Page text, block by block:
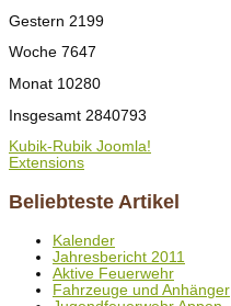
Gestern 2199
Woche 7647
Monat 10280
Insgesamt 2840793
Kubik-Rubik Joomla!
Extensions
Beliebteste Artikel
Kalender
Jahresbericht 2011
Aktive Feuerwehr
Fahrzeuge und Anhänger